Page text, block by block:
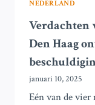
NEDERLAND
Verdachten
Den Haag
januari 10, 2025
Eén van de